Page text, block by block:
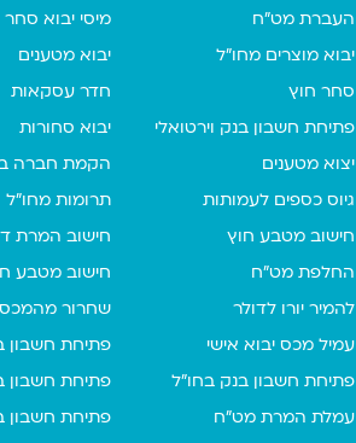
העברת מט"ח
מיסי יבוא
יבוא מוצרים מחו"ל
יבוא מטענים
סחר חוץ
חדר עסקאות
פתיחת חשבון בנק וירטואלי
יבוא סחורות
יצוא מטענים
הקמת חברה
גיוס כספים לעמותות
תרומות מחו"ל
חישוב מטבע חוץ
חישוב המרת
החלפת מט"ח
חישוב מטבע
להמיר יורו לדולר
שחרור מהמכס
עמיל מכס יבוא אישי
פתיחת חשבון
פתיחת חשבון בנק בחו"ל
פתיחת חשבון
עמלת המרת מט"ח
פתיחת חשבון